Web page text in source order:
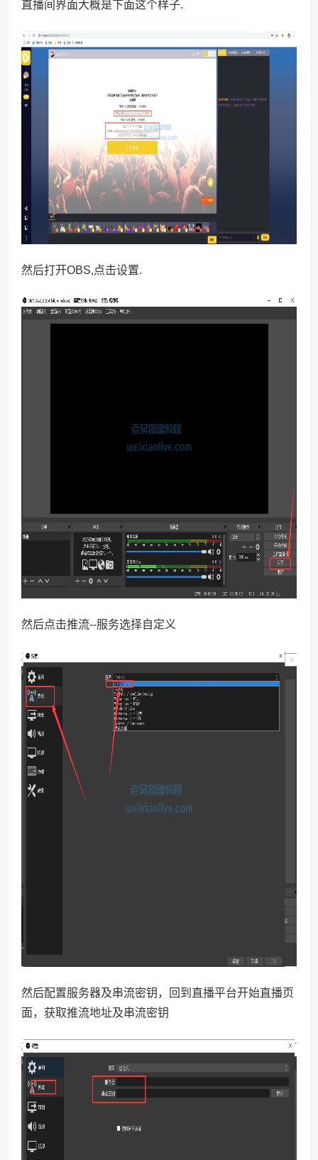
直播间界面大概是下面这个样子.
然后打开OBS,点击设置.
然后点击推流--服务选择自定义
然后配置服务器及串流密钥，回到直播平台开始直播页
面，获取推流地址及串流密钥